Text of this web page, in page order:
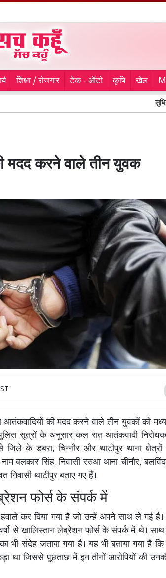
शिक्षा / रोजगार टेक - ऑटो कृषि खेल
लुधियाना में
मदद करने वाले तीन युवक
आतंकवादियों की मदद करने वाले तीन युवकों को
पुलिस सूत्रों के अनुसार कल रात आतंकवादी
के डबरा, चिन्नौर और थाटीपुर थाना
बलकार सिंह, निवासी ररुआ थाना चीनौर,
निवासी थाटीपुर बताए गए हैं।
फोर्स के संपर्क में
कर दिया गया है जो उन्हें अपने साथ ले गई है।
से खालिस्तान लेब्रेशन फोर्स के संपर्क में थे। साथ
भी संदेह जताया गया है। यह भी बताया गया है
था जिससे पूछताछ में इन तीनों आरोपियों की